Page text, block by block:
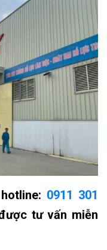
0911 301
tư vấn miễn